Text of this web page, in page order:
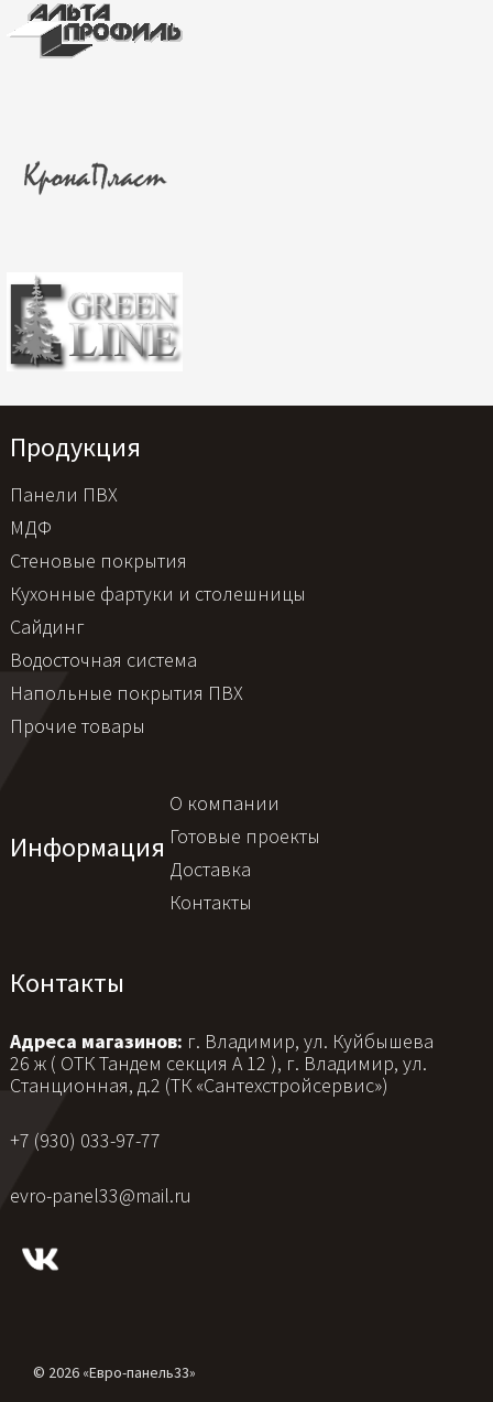
Продукция
Панели ПВХ
МДФ
Стеновые покрытия
Кухонные фартуки и столешницы
Сайдинг
Водосточная система
Напольные покрытия ПВХ
Прочие товары
Информация
О компании
Готовые проекты
Доставка
Контакты
Контакты
Адреса магазинов: г. Владимир, ул. Куйбышева
26 ж ( ОТК Тандем секция А 12 ), г. Владимир, ул.
Станционная, д.2 (ТК «Сантехстройсервис»)
+7 (930) 033-97-77
evro-panel33@mail.ru
© 2026 «Евро-панель33»